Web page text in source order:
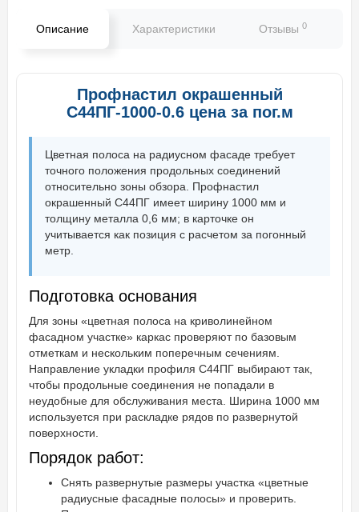
Описание Характеристики Отзывы 0
Профнастил окрашенный
С44ПГ-1000-0.6 цена за пог.м
Цветная полоса на радиусном фасаде требует
точного положения продольных соединений
относительно зоны обзора. Профнастил
окрашенный С44ПГ имеет ширину 1000 мм и
толщину металла 0,6 мм; в карточке он
учитывается как позиция с расчетом за погонный
метр.
Подготовка основания
Для зоны «цветная полоса на криволинейном
фасадном участке» каркас проверяют по базовым
отметкам и нескольким поперечным сечениям.
Направление укладки профиля С44ПГ выбирают так,
чтобы продольные соединения не попадали в
неудобные для обслуживания места. Ширина 1000 мм
используется при раскладке рядов по развернутой
поверхности.
Порядок работ:
Снять развернутые размеры участка «цветные
радиусные фасадные полосы» и проверить.